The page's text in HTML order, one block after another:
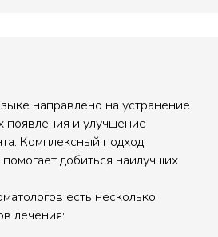
направлено на устранение
появления и улучшение
Комплексный подход
добиться наилучших
есть несколько
лечения: